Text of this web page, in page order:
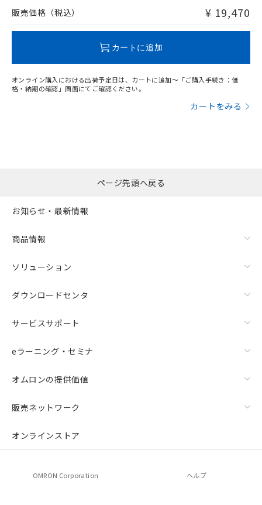
問い合わせください。
販売価格（税込） ¥ 19,470
カートに追加
オンライン購入における出荷予定日は、カートに追加～「ご購入手続き：価
格・納期の確認」画面にてご確認ください。
カートをみる
ページ先頭へ戻る
お知らせ・最新情報
商品情報
ソリューション
ダウンロードセンタ
サービスサポート
eラーニング・セミナ
オムロンの提供価値
販売ネットワーク
オンラインストア
OMRON Corporation ヘルプ